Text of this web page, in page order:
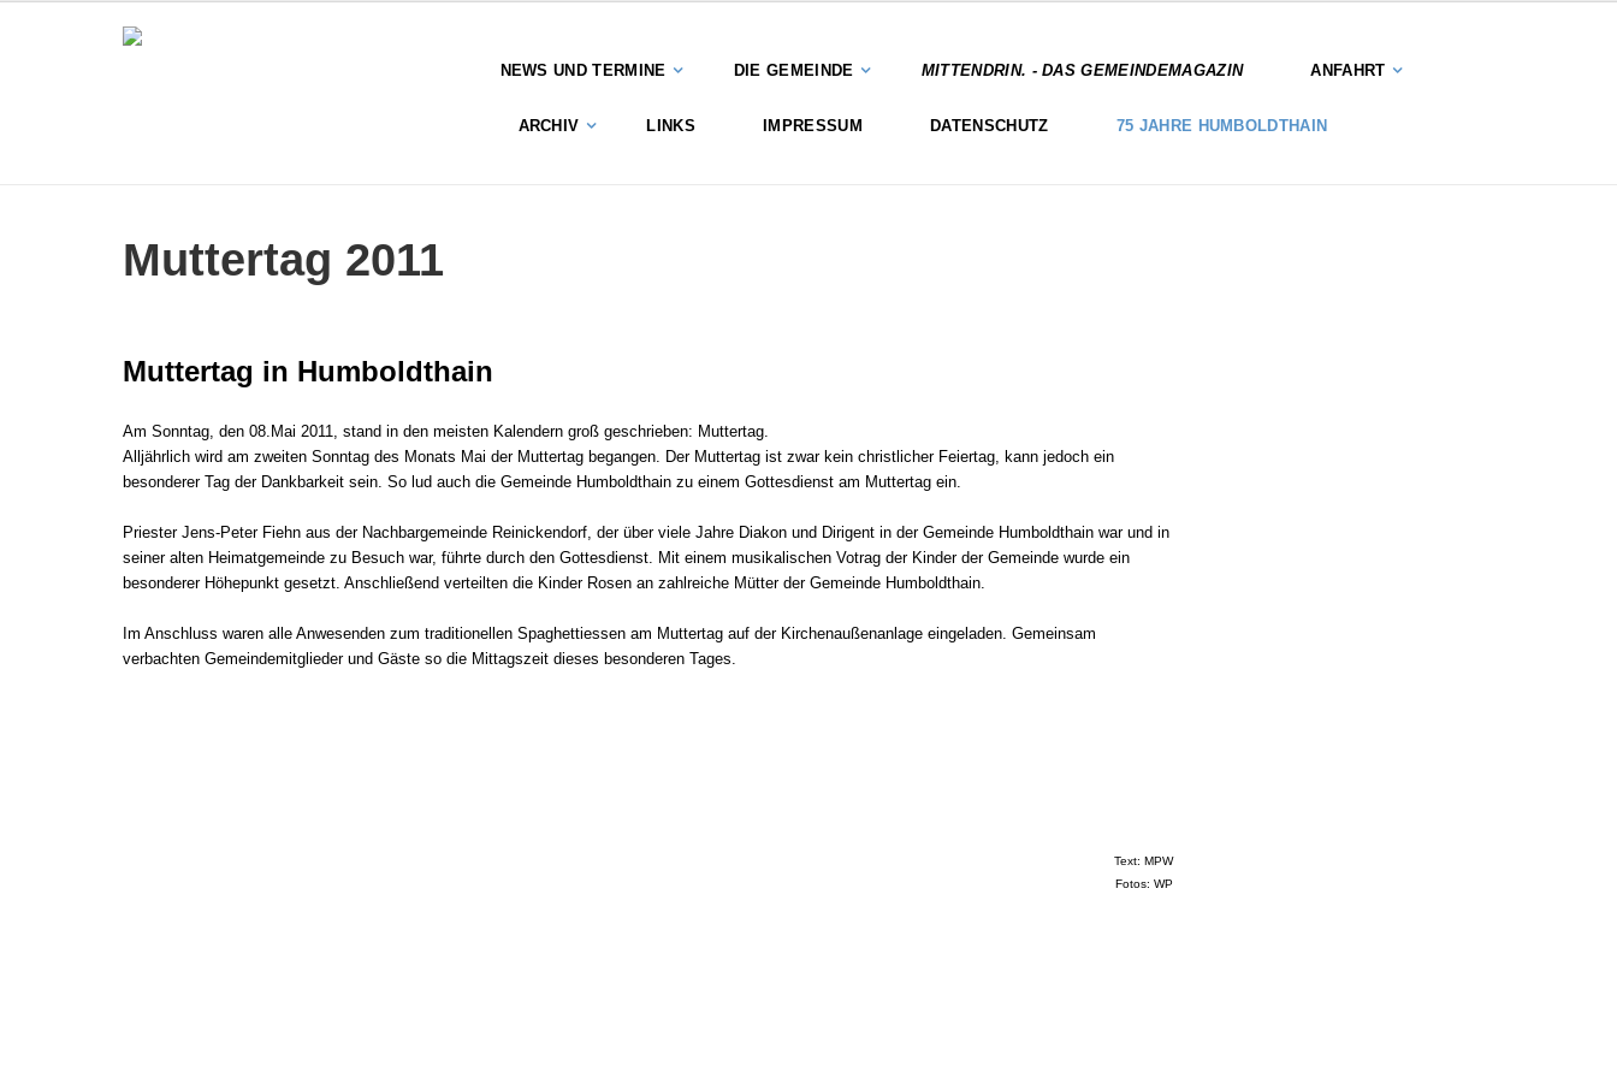
NEWS UND TERMINE DIE GEMEINDE MITTENDRIN. - DAS GEMEINDEMAGAZIN ANFAHRT
ARCHIV LINKS IMPRESSUM DATENSCHUTZ 75 JAHRE HUMBOLDTHAIN
Muttertag 2011
Muttertag in Humboldthain
Am Sonntag, den 08.Mai 2011, stand in den meisten Kalendern groß geschrieben: Muttertag.
Alljährlich wird am zweiten Sonntag des Monats Mai der Muttertag begangen. Der Muttertag ist zwar kein christlicher Feiertag, kann jedoch ein
besonderer Tag der Dankbarkeit sein. So lud auch die Gemeinde Humboldthain zu einem Gottesdienst am Muttertag ein.
Priester Jens-Peter Fiehn aus der Nachbargemeinde Reinickendorf, der über viele Jahre Diakon und Dirigent in der Gemeinde Humboldthain war und in
seiner alten Heimatgemeinde zu Besuch war, führte durch den Gottesdienst. Mit einem musikalischen Votrag der Kinder der Gemeinde wurde ein
besonderer Höhepunkt gesetzt. Anschließend verteilten die Kinder Rosen an zahlreiche Mütter der Gemeinde Humboldthain.
Im Anschluss waren alle Anwesenden zum traditionellen Spaghettiessen am Muttertag auf der Kirchenaußenanlage eingeladen. Gemeinsam
verbachten Gemeindemitglieder und Gäste so die Mittagszeit dieses besonderen Tages.
Text: MPW
Fotos: WP